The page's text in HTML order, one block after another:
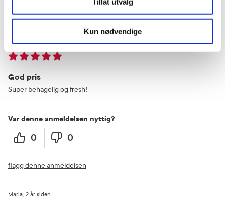
Kun nødvendige
flagg denne anmeldelsen
God pris
2 år siden
Jeanette
Super behagelig og fresh!
Var denne anmeldelsen nyttig?
0 0
flagg denne anmeldelsen
2 år siden
Maria